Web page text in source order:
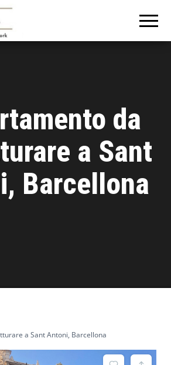
da
a Sant
Barcellona
a Sant Antoni, Barcellona